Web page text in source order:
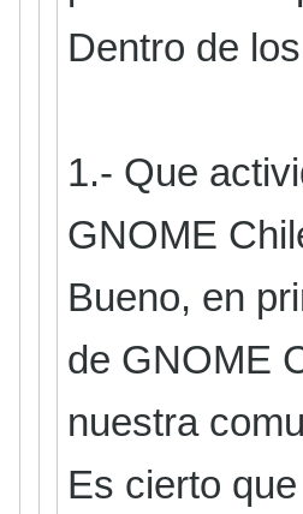
Dentro de
1.- Que
GNOME
Bueno, en
de GNOME
nuestra
Es cierto